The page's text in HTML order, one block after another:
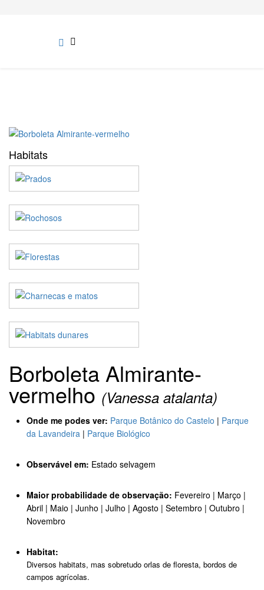
Habitats
Borboleta Almirante-
vermelho (Vanessa atalanta)
Onde me podes ver: Parque Botânico do Castelo | Parque
da Lavandeira | Parque Biológico
Observável em: Estado selvagem
Maior probabilidade de observação: Fevereiro | Março |
Abril | Maio | Junho | Julho | Agosto | Setembro | Outubro |
Novembro
Habitat:
Diversos habitats, mas sobretudo orlas de floresta, bordos de
campos agrícolas.